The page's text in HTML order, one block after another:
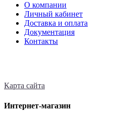
О компании
Личный кабинет
Доставка и оплата
Документация
Контакты
Карта сайта
Интернет-магазин